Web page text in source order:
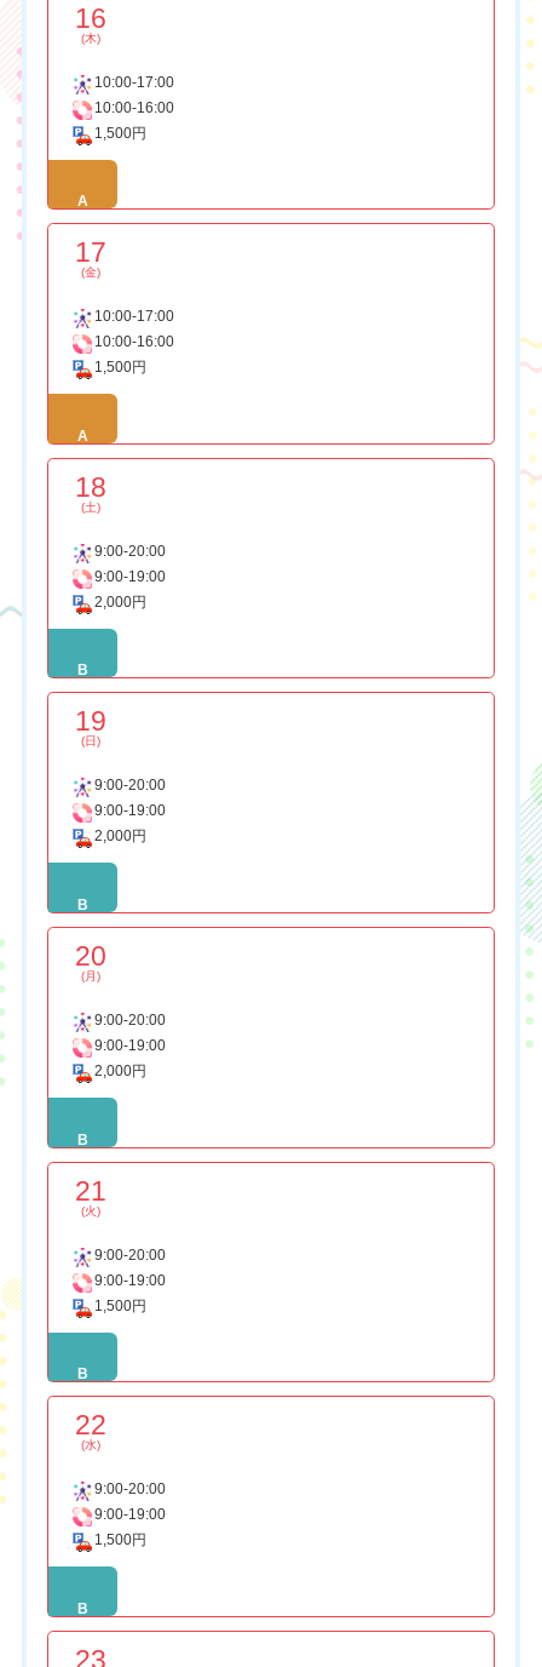
16
(木)
10:00-17:00
10:00-16:00
1,500円
A
17
(金)
10:00-17:00
10:00-16:00
1,500円
A
18
(土)
9:00-20:00
9:00-19:00
2,000円
B
19
(日)
9:00-20:00
9:00-19:00
2,000円
B
20
(月)
9:00-20:00
9:00-19:00
2,000円
B
21
(火)
9:00-20:00
9:00-19:00
1,500円
B
22
(水)
9:00-20:00
9:00-19:00
1,500円
B
23